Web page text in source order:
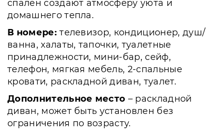
спален создают атмосферу уюта и
домашнего тепла.
В номере:телевизор, кондиционер, душ/
ванна, халаты, тапочки, туалетные
принадлежности, мини-бар, сейф,
телефон, мягкая мебель, 2-спальные
кровати, раскладной диван, туалет.
Дополнительное место – раскладной
диван, может быть установлен без
ограничения по возрасту.